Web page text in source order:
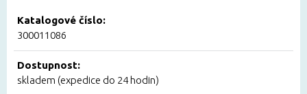
Katalogové číslo:
300011086
Dostupnost:
skladem (expedice do 24 hodin)